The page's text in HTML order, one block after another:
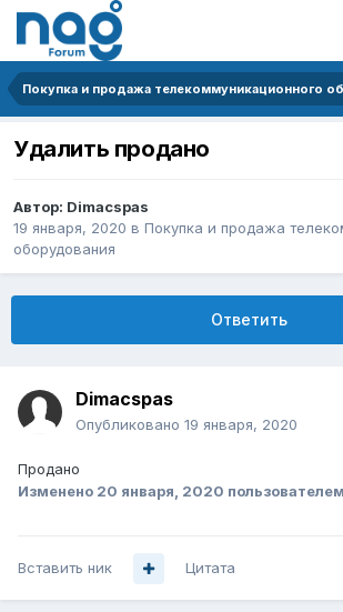
Удалить продано
Автор: Dimacspas
19 января, 2020 в Покупка и продажа
оборудования
Ответить
Dimacspas
Опубликовано 19 января, 2020
Продано
Изменено 20 января, 2020
Вставить ник Цитата